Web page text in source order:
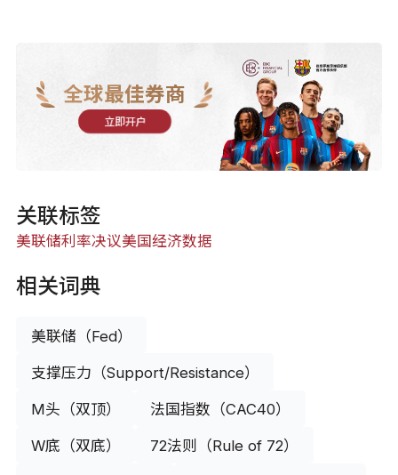
全球最佳券商
立即开户
关联标签
美联储利率决议美国经济数据
相关词典
美联储（Fed）
支撑压力（Support/Resistance）
M头（双顶） 法国指数（CAC40）
W底（双底） 72法则（Rule of 72）